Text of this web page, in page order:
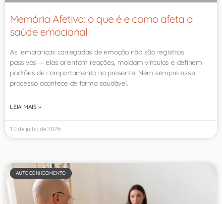
Memória Afetiva: o que é e como afeta a
saúde emocional
As lembranças carregadas de emoção não são registros
passivos — elas orientam reações, moldam vínculos e definem
padrões de comportamento no presente. Nem sempre esse
processo acontece de forma saudável.
LEIA MAIS »
10 de julho de 2026
AUTOCONHECIMENTO